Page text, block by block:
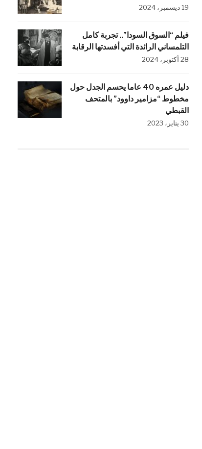
19 ديسمبر، 2024
فيلم “السوق السودا”.. تجربة كامل
التلمساني الرائدة التي أفسدتها الرقابة
28 أكتوبر، 2024
دليل عمره 40 عاما يحسم الجدل حول
مخطوط “مزامير داوود” بالمتحف
القبطي
30 يناير، 2023